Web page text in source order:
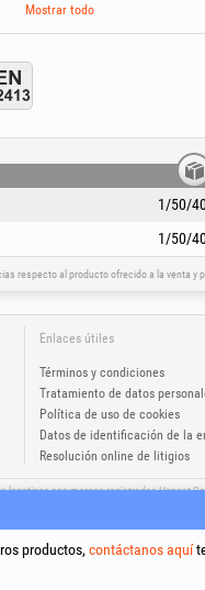
el aro metálico hacia
el fin para el que fue creado.
mascarilla, según
el producto; esto
de los niños.
Mostrar todo
1/50/
1/50/
respecto al producto ofrecido a la venta y
Enlaces útiles
Términos y condiciones
Tratamiento de datos
Política de uso de cookies
Datos de identificación de la
Resolución online de litigios
logotipos son marcas registradas Honest
productos, contáctanos aquí